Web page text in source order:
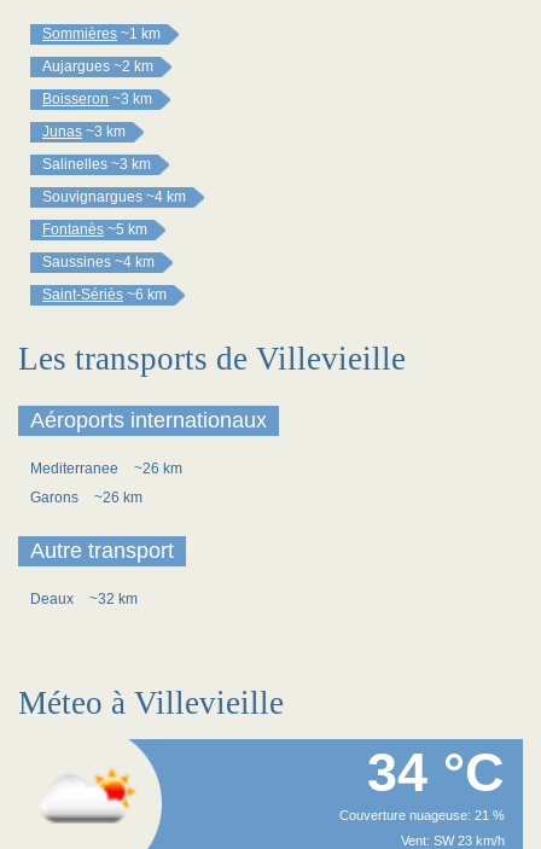
Sommières ~1 km
Aujargues ~2 km
Boisseron ~3 km
Junas ~3 km
Salinelles ~3 km
Souvignargues ~4 km
Fontanès ~5 km
Saussines ~4 km
Saint-Sériès ~6 km
Les transports de Villevieille
Aéroports internationaux
Mediterranee
~26 km
Garons
~26 km
Autre transport
Deaux ~32 km
Méteo à Villevieille
34 °C
Couverture nuageuse: 21 %
Vent: SW 23 km/h